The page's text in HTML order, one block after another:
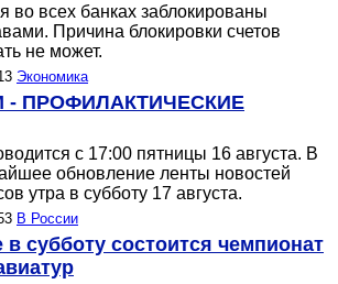
во всех банках заблокированы
Причина блокировки счетов
не может.
Экономика
- ПРОФИЛАКТИЧЕСКИЕ
с 17:00 пятницы 16 августа. В
обновление ленты новостей
утра в субботу 17 августа.
В России
субботу состоится чемпионат